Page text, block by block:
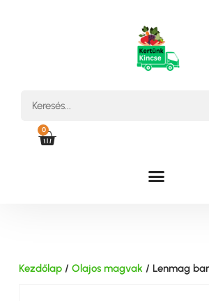
0
Kezdőlap/ Olajos magvak / Lenmag